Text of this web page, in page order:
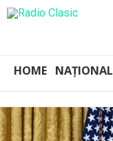
HOME NAȚIONAL